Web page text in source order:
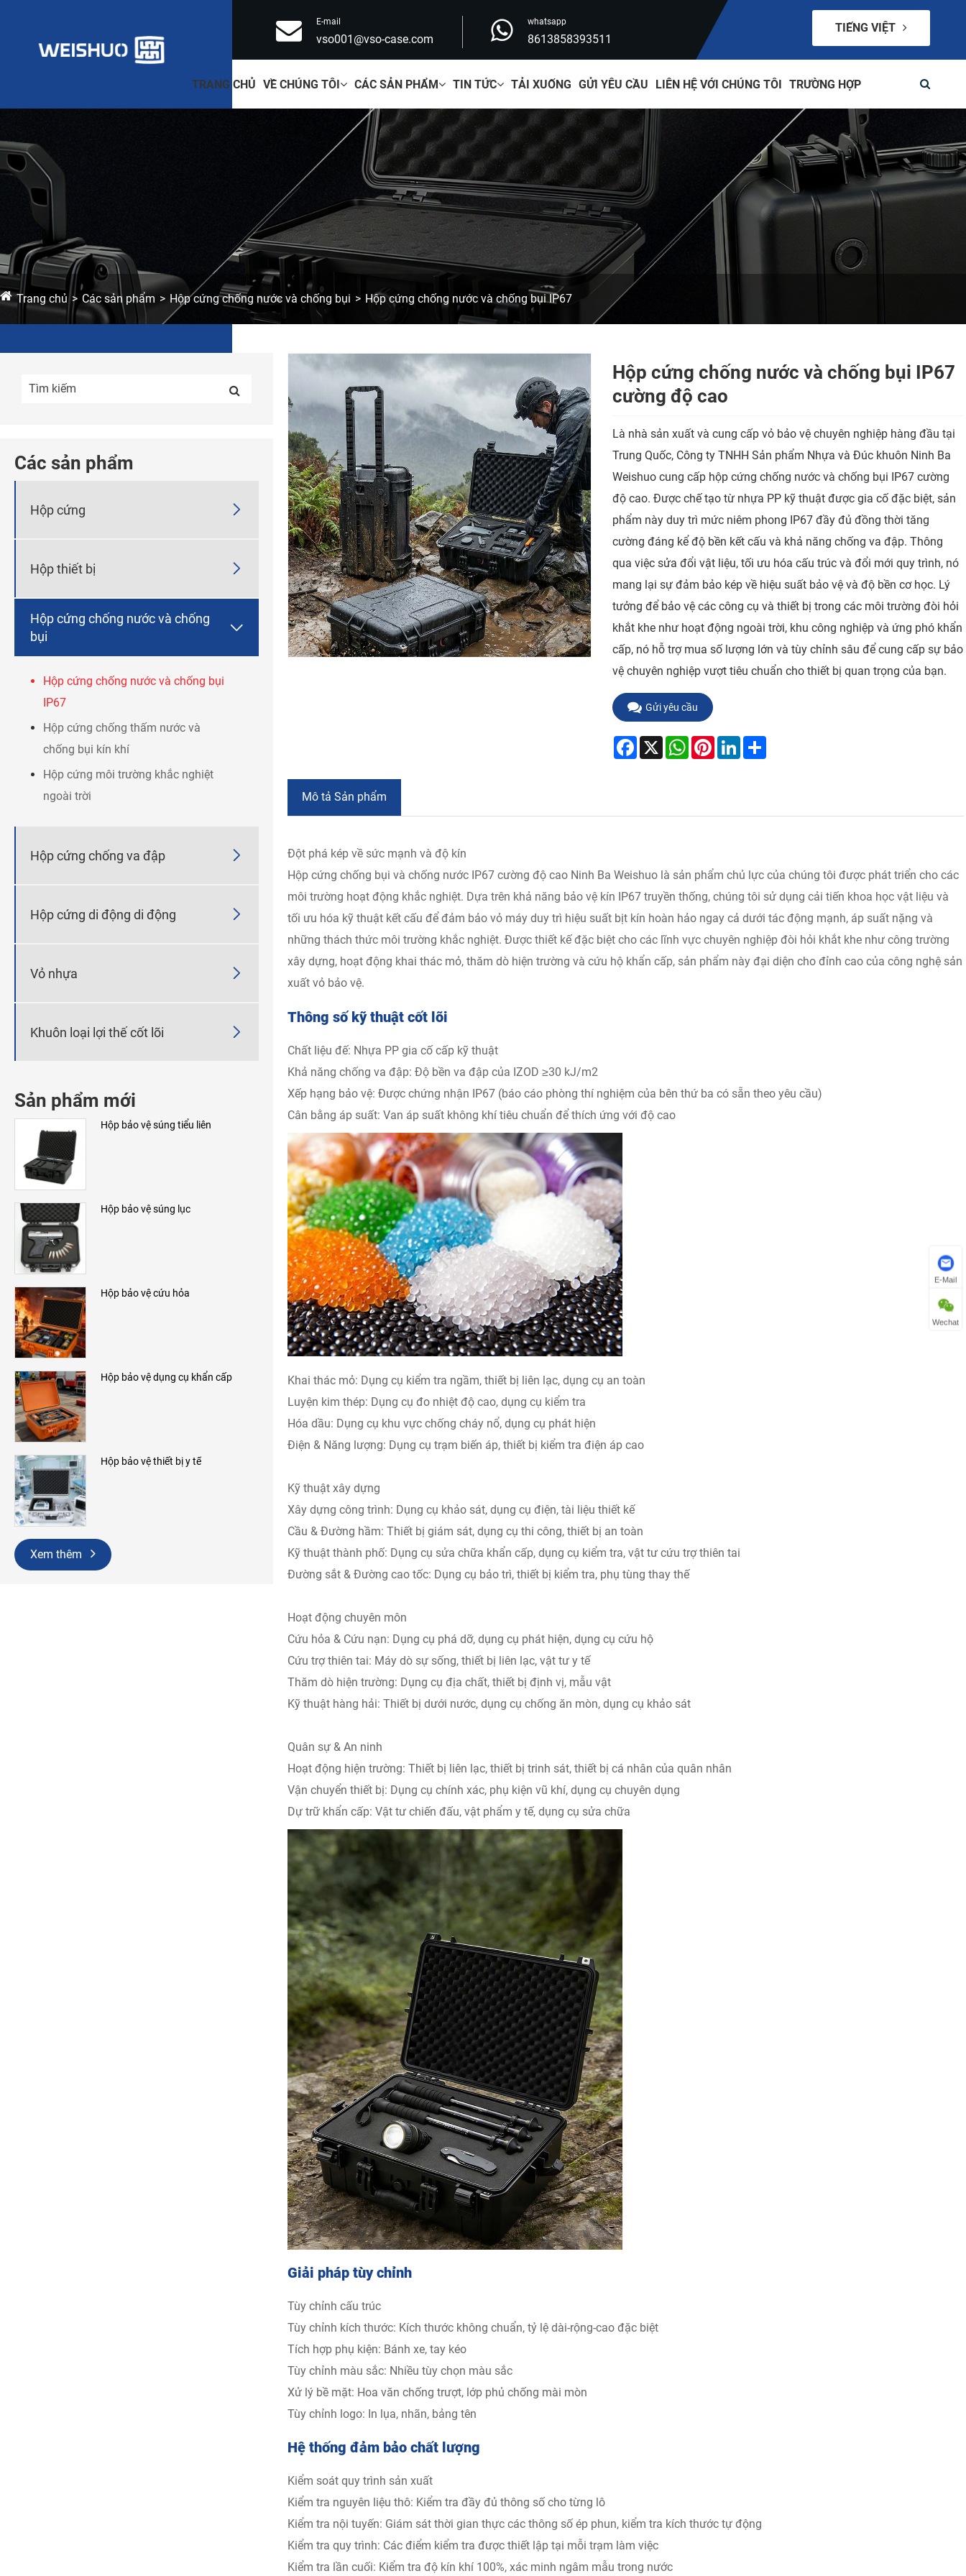
E-mail
vso001@vso-case.com
whatsapp
8613858393511
TIẾNG VIỆT
TRANG CHỦ VỀ CHÚNG TÔI CÁC SẢN PHẨM TIN TỨC TẢI XUỐNG GỬI YÊU CẦU LIÊN HỆ VỚI CHÚNG TÔI TRƯỜNG HỢP
Trang chủ Các sản phẩm Hộp cứng chống nước và chống bụi Hộp cứng chống nước và chống bụi IP67
Các sản phẩm
Hộp cứng 
Hộp thiết bị 
Hộp cứng chống nước và chống
bụi

Hộp cứng chống nước và chống bụi
IP67
Hộp cứng chống thấm nước và
chống bụi kín khí
Hộp cứng môi trường khắc nghiệt
ngoài trời
Hộp cứng chống va đập 
Hộp cứng di động di động 
Vỏ nhựa 
Khuôn loại lợi thế cốt lõi 
Sản phẩm mới
Hộp bảo vệ súng tiểu liên
Hộp bảo vệ súng lục
Hộp bảo vệ cứu hỏa
Hộp bảo vệ dụng cụ khẩn cấp
Hộp bảo vệ thiết bị y tế
Xem thêm
Hộp cứng chống nước và chống bụi IP67
cường độ cao
Là nhà sản xuất và cung cấp vỏ bảo vệ chuyên nghiệp hàng đầu tại
Trung Quốc, Công ty TNHH Sản phẩm Nhựa và Đúc khuôn Ninh Ba
Weishuo cung cấp hộp cứng chống nước và chống bụi IP67 cường
độ cao. Được chế tạo từ nhựa PP kỹ thuật được gia cố đặc biệt, sản
phẩm này duy trì mức niêm phong IP67 đầy đủ đồng thời tăng
cường đáng kể độ bền kết cấu và khả năng chống va đập. Thông
qua việc sửa đổi vật liệu, tối ưu hóa cấu trúc và đổi mới quy trình, nó
mang lại sự đảm bảo kép về hiệu suất bảo vệ và độ bền cơ học. Lý
tưởng để bảo vệ các công cụ và thiết bị trong các môi trường đòi hỏi
khắt khe như hoạt động ngoài trời, khu công nghiệp và ứng phó khẩn
cấp, nó hỗ trợ mua số lượng lớn và tùy chỉnh sâu để cung cấp sự bảo
vệ chuyên nghiệp vượt tiêu chuẩn cho thiết bị quan trọng của bạn.
Gửi yêu cầu
Facebook
X WhatsApp
PinterestLinkedInShare
Mô tả Sản phẩm
Đột phá kép về sức mạnh và độ kín
Hộp cứng chống bụi và chống nước IP67 cường độ cao Ninh Ba Weishuo là sản phẩm chủ lực của chúng tôi được phát triển cho các
môi trường hoạt động khắc nghiệt. Dựa trên khả năng bảo vệ kín IP67 truyền thống, chúng tôi sử dụng cải tiến khoa học vật liệu và
tối ưu hóa kỹ thuật kết cấu để đảm bảo vỏ máy duy trì hiệu suất bịt kín hoàn hảo ngay cả dưới tác động mạnh, áp suất nặng và
những thách thức môi trường khắc nghiệt. Được thiết kế đặc biệt cho các lĩnh vực chuyên nghiệp đòi hỏi khắt khe như công trường
xây dựng, hoạt động khai thác mỏ, thăm dò hiện trường và cứu hộ khẩn cấp, sản phẩm này đại diện cho đỉnh cao của công nghệ sản
xuất vỏ bảo vệ.
Thông số kỹ thuật cốt lõi
Chất liệu đế: Nhựa PP gia cố cấp kỹ thuật
Khả năng chống va đập: Độ bền va đập của IZOD ≥30 kJ/m2
Xếp hạng bảo vệ: Được chứng nhận IP67 (báo cáo phòng thí nghiệm của bên thứ ba có sẵn theo yêu cầu)
Cân bằng áp suất: Van áp suất không khí tiêu chuẩn để thích ứng với độ cao
Khai thác mỏ: Dụng cụ kiểm tra ngầm, thiết bị liên lạc, dụng cụ an toàn
Luyện kim thép: Dụng cụ đo nhiệt độ cao, dụng cụ kiểm tra
Hóa dầu: Dụng cụ khu vực chống cháy nổ, dụng cụ phát hiện
Điện & Năng lượng: Dụng cụ trạm biến áp, thiết bị kiểm tra điện áp cao
Kỹ thuật xây dựng
Xây dựng công trình: Dụng cụ khảo sát, dụng cụ điện, tài liệu thiết kế
Cầu & Đường hầm: Thiết bị giám sát, dụng cụ thi công, thiết bị an toàn
Kỹ thuật thành phố: Dụng cụ sửa chữa khẩn cấp, dụng cụ kiểm tra, vật tư cứu trợ thiên tai
Đường sắt & Đường cao tốc: Dụng cụ bảo trì, thiết bị kiểm tra, phụ tùng thay thế
Hoạt động chuyên môn
Cứu hỏa & Cứu nạn: Dụng cụ phá dỡ, dụng cụ phát hiện, dụng cụ cứu hộ
Cứu trợ thiên tai: Máy dò sự sống, thiết bị liên lạc, vật tư y tế
Thăm dò hiện trường: Dụng cụ địa chất, thiết bị định vị, mẫu vật
Kỹ thuật hàng hải: Thiết bị dưới nước, dụng cụ chống ăn mòn, dụng cụ khảo sát
Quân sự & An ninh
Hoạt động hiện trường: Thiết bị liên lạc, thiết bị trinh sát, thiết bị cá nhân của quân nhân
Vận chuyển thiết bị: Dụng cụ chính xác, phụ kiện vũ khí, dụng cụ chuyên dụng
Dự trữ khẩn cấp: Vật tư chiến đấu, vật phẩm y tế, dụng cụ sửa chữa
Giải pháp tùy chỉnh
Tùy chỉnh cấu trúc
Tùy chỉnh kích thước: Kích thước không chuẩn, tỷ lệ dài-rộng-cao đặc biệt
Tích hợp phụ kiện: Bánh xe, tay kéo
Tùy chỉnh màu sắc: Nhiều tùy chọn màu sắc
Xử lý bề mặt: Hoa văn chống trượt, lớp phủ chống mài mòn
Tùy chỉnh logo: In lụa, nhãn, bảng tên
Hệ thống đảm bảo chất lượng
Kiểm soát quy trình sản xuất
Kiểm tra nguyên liệu thô: Kiểm tra đầy đủ thông số cho từng lô
Kiểm tra nội tuyến: Giám sát thời gian thực các thông số ép phun, kiểm tra kích thước tự động
Kiểm tra quy trình: Các điểm kiểm tra được thiết lập tại mỗi trạm làm việc
Kiểm tra lần cuối: Kiểm tra độ kín khí 100%, xác minh ngâm mẫu trong nước
E-Mail
Wechat